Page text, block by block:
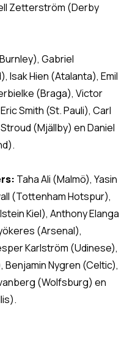
Zetterström (Derby
Gabriel
Isak Hien (Atalanta), Emil
(Braga), Victor
Smith (St. Pauli), Carl
(Mjällby) en Daniel
Taha Ali (Malmö), Yasin
(Tottenham Hotspur),
Kiel), Anthony Elanga
(Arsenal),
Karlström (Udinese),
Nygren (Celtic),
(Wolfsburg) en